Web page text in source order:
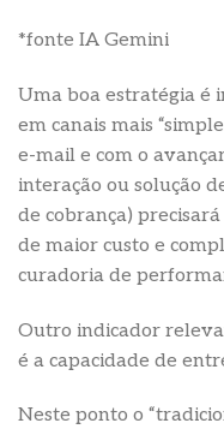
*fonte IA Gemini
Uma boa estratégia é
em canais mais
e-mail e com o
interação ou solução
de cobrança)
de maior custo e
curadoria de
Outro indicador
é a capacidade de
Neste ponto o